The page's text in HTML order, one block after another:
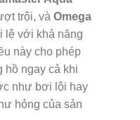
trội, và Omega
lệ với khả năng
này cho phép
hồ ngay cả khi
như bơi lội hay
hỏng của sản